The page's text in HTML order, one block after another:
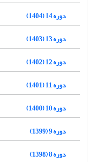
دوره 14 (1404)
دوره 13 (1403)
دوره 12 (1402)
دوره 11 (1401)
دوره 10 (1400)
دوره 9 (1399)
دوره 8 (1398)